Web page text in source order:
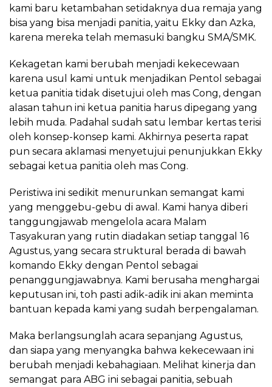
kami baru ketambahan setidaknya dua remaja yang
bisa yang bisa menjadi panitia, yaitu Ekky dan Azka,
karena mereka telah memasuki bangku SMA/SMK.
Kekagetan kami berubah menjadi kekecewaan
karena usul kami untuk menjadikan Pentol sebagai
ketua panitia tidak disetujui oleh mas Cong, dengan
alasan tahun ini ketua panitia harus dipegang yang
lebih muda. Padahal sudah satu lembar kertas terisi
oleh konsep-konsep kami. Akhirnya peserta rapat
pun secara aklamasi menyetujui penunjukkan Ekky
sebagai ketua panitia oleh mas Cong.
Peristiwa ini sedikit menurunkan semangat kami
yang menggebu-gebu di awal. Kami hanya diberi
tanggungjawab mengelola acara Malam
Tasyakuran yang rutin diadakan setiap tanggal 16
Agustus, yang secara struktural berada di bawah
komando Ekky dengan Pentol sebagai
penanggungjawabnya. Kami berusaha menghargai
keputusan ini, toh pasti adik-adik ini akan meminta
bantuan kepada kami yang sudah berpengalaman.
Maka berlangsunglah acara sepanjang Agustus,
dan siapa yang menyangka bahwa kekecewaan ini
berubah menjadi kebahagiaan. Melihat kinerja dan
semangat para ABG ini sebagai panitia, sebuah